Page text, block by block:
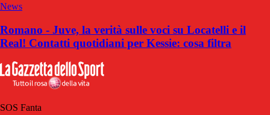
News
Romano - Juve, la verità sulle voci su Locatelli e il
Real! Contatti quotidiani per Kessie: cosa filtra
SOS Fanta